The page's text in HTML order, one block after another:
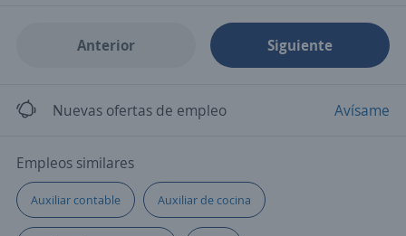
Anterior Siguiente
Nuevas ofertas de empleo Avísame
Empleos similares
Auxiliar contable Auxiliar de cocina